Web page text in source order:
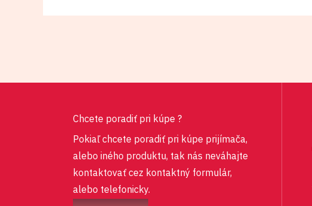
Chcete poradiť pri kúpe ?
Pokiaľ chcete poradiť pri kúpe prijímača,
alebo iného produktu, tak nás neváhajte
kontaktovať cez kontaktný formulár,
alebo telefonicky.